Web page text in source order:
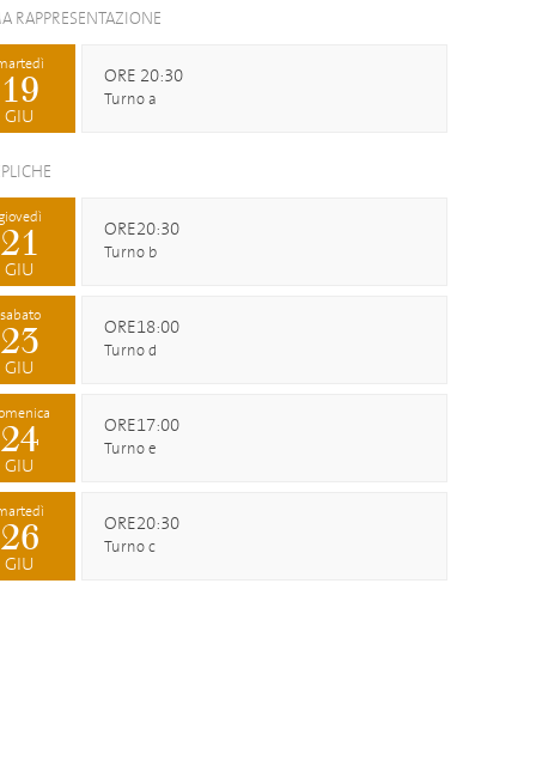
RAPPRESENTAZIONE
19
GIU
ORE 20:30
Turno a
21
GIU
ORE20:30
Turno b
sabato
23
GIU
ORE18:00
Turno d
24
GIU
ORE17:00
Turno e
26
GIU
ORE20:30
Turno c